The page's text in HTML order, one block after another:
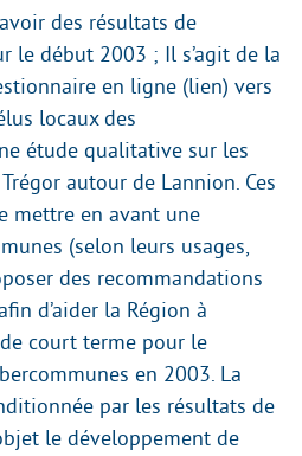
des résultats de
le début 2003 ; Il s’agit de la
en ligne (lien) vers
locaux des
étude qualitative sur les
autour de Lannion. Ces
mettre en avant une
(selon leurs usages,
des recommandations
d’aider la Région à
court terme pour le
en 2003. La
par les résultats de
le développement de